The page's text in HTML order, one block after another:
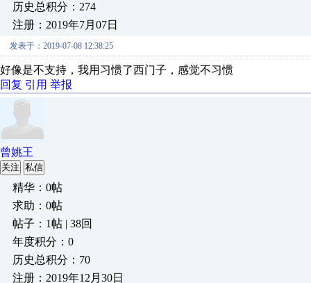
历史总积分：274
注册：2019年7月07日
发表于：2019-07-08 12:38:25
好像是不支持，我用习惯了西门子，感觉不习惯
回复 引用 举报
曾姚王
关注 私信
精华：0帖
求助：0帖
帖子：1帖 | 38回
年度积分：0
历史总积分：70
注册：2019年12月30日